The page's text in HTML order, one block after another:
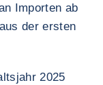
Importen ab
der ersten
2025